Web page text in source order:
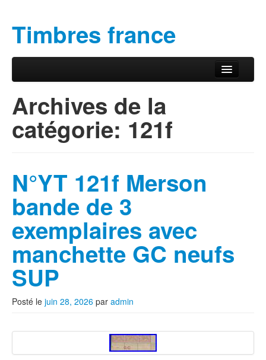
Timbres france
Menu principal
Archives de la
catégorie: 121f
N°YT 121f Merson
bande de 3
exemplaires avec
manchette GC neufs
SUP
Posté le juin 28, 2026 par admin